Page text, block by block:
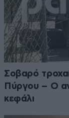
Σοβαρό
Πύργου – Ο
κεφάλι